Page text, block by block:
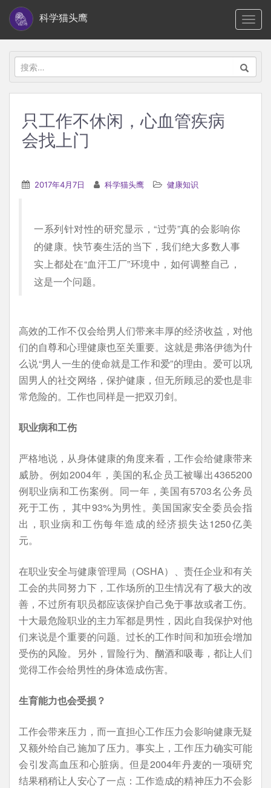
i
科学猫头鹰
搜
索：
只工作不休闲，心血管疾病
会找上门
2017年4月7日 科学猫头鹰 健康知识
一系列针对性的研究显示，“过劳”真的会影响你
的健康。快节奏生活的当下，我们绝大多数人事
实上都处在“血汗工厂”环境中，如何调整自己，
这是一个问题。
高效的工作不仅会给男人们带来丰厚的经济收益，对他
们的自尊和心理健康也至关重要。这就是弗洛伊德为什
么说“男人一生的使命就是工作和爱”的理由。爱可以巩
固男人的社交网络，保护健康，但无所顾忌的爱也是非
常危险的。工作也同样是一把双刃剑。
职业病和工伤
严格地说，从身体健康的角度来看，工作会给健康带来
威胁。例如2004年，美国的私企员工被曝出4365200
例职业病和工伤案例。同一年，美国有5703名公务员
死于工伤， 其中93%为男性。美国国家安全委员会指
出，职业病和工伤每年造成的经济损失达1250亿美
元。
在职业安全与健康管理局（OSHA）、责任企业和有关
工会的共同努力下，工作场所的卫生情况有了极大的改
善，不过所有职员都应该保护自己免于事故或者工伤。
十大最危险职业的主力军都是男性，因此自我保护对他
们来说是个重要的问题。过长的工作时间和加班会增加
受伤的风险。另外，冒险行为、酗酒和吸毒，都让人们
觉得工作会给男性的身体造成伤害。
生育能力也会受损？
工作会带来压力，而一直担心工作压力会影响健康无疑
又额外给自己施加了压力。事实上，工作压力确实可能
会引发高血压和心脏病。但是2004年丹麦的一项研究
结果稍稍让人安心了一点：工作造成的精神压力不会影